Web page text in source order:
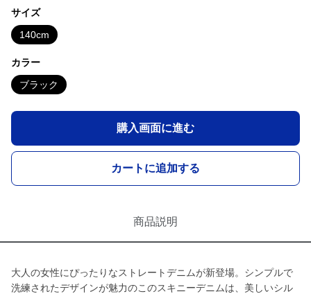
サイズ
140cm
カラー
ブラック
購入画面に進む
カートに追加する
商品説明
大人の女性にぴったりなストレートデニムが新登場。シンプルで
洗練されたデザインが魅力のこのスキニーデニムは、美しいシル